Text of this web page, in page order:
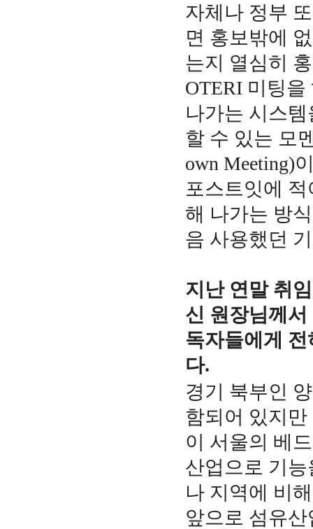
자체나 정부
면 홍보밖에
는지 열심히
OTERI 미팅
나가는 시스
할 수 있는 모
own Meeting)
포스트잇에
해 나가는 방
음 사용했던
지난 연말 취
신 원장님께
독자들에게
다.
경기 북부인
함되어 있지
이 서울의 베
산업으로 기
나 지역에 비
앞으로 섬유